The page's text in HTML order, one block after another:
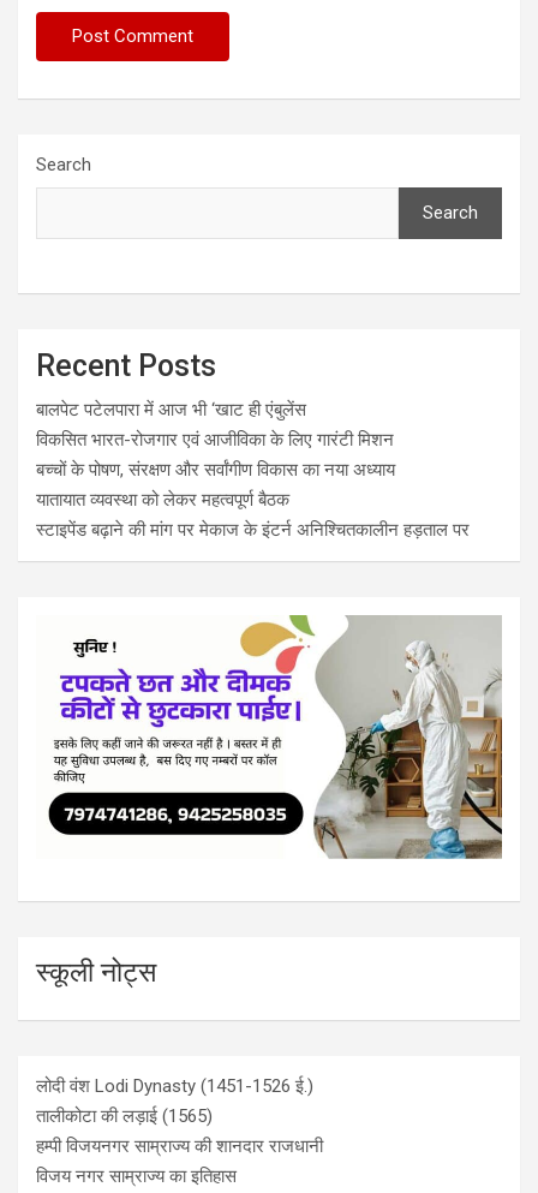
Search
Search
Recent Posts
बालपेट पटेलपारा में आज भी ‘खाट ही एंबुलेंस
विकसित भारत-रोजगार एवं आजीविका के लिए गारंटी मिशन
बच्चों के पोषण, संरक्षण और सर्वांगीण विकास का नया अध्याय
यातायात व्यवस्था को लेकर महत्वपूर्ण बैठक
स्टाइपेंड बढ़ाने की मांग पर मेकाज के इंटर्न अनिश्चितकालीन हड़ताल पर
स्कूली नोट्स
लोदी वंश Lodi Dynasty (1451-1526 ई.)
तालीकोटा की लड़ाई (1565)
हम्पी विजयनगर साम्राज्य की शानदार राजधानी
विजय नगर साम्राज्य का इतिहास